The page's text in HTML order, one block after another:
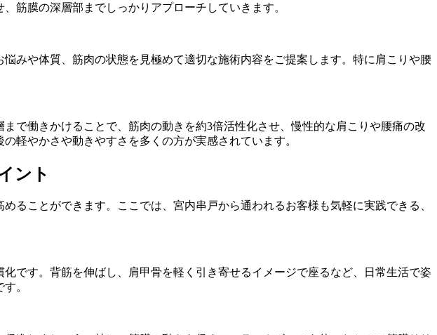
筋膜の深層部までしっかりアプローチしていきます。
みや体質、筋肉の状態を見極めて適切な施術内容をご提案します。特に肩こりや腰
で働きかけることで、筋肉の動きを約3倍活性化させ、慢性的な肩こりや腰痛の改
軽やかさや動きやすさを多くの方が実感されています。
ント
ることができます。ここでは、宮内串戸から通われるお客様も気軽に実践できる、
です。背筋を伸ばし、肩甲骨を軽く引き寄せるイメージで座るなど、日常生活で姿
。